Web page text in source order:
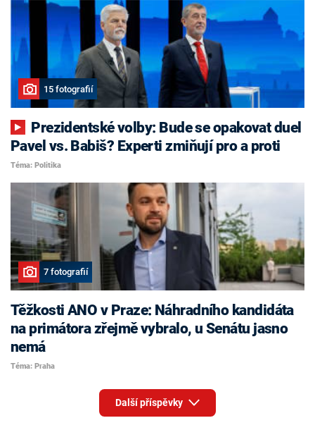
15 fotografií
Pavel vs. Babiš? Experti zmiňují pro a proti
Téma: Politika
7 fotografií
Těžkosti ANO v Praze: Náhradního kandidáta
na primátora zřejmě vybralo, u Senátu jasno
nemá
Téma: Praha
Další příspěvky